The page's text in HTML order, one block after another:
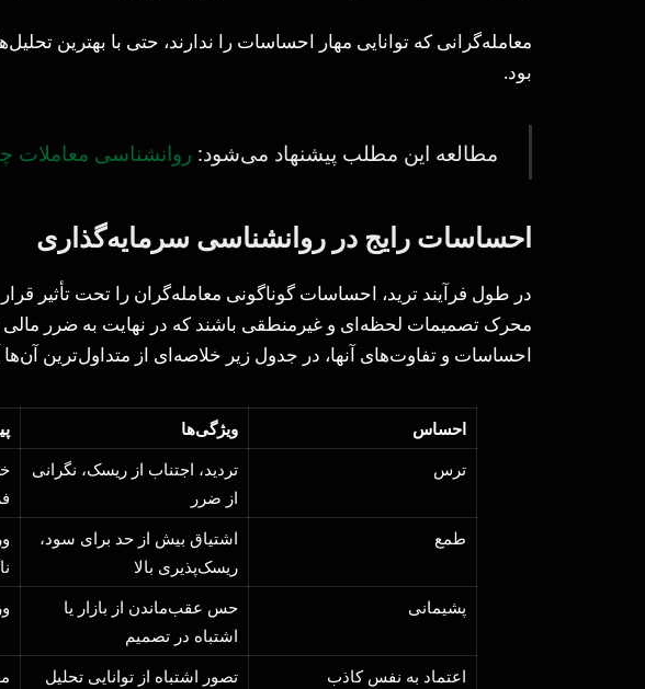
معامله‌گرانی که توانایی مهار احساسات را ندارند، حتی با بهترین
بود.
مطالعه این مطلب پیشنهاد می‌شود: روانشناسی
احساسات رایج در روانشناسی سرمایه‌گذاری
در طول فرآیند ترید، احساسات گوناگونی معامله‌گران را تحت تأثیر
محرک تصمیمات لحظه‌ای و غیرمنطقی باشند که در نهایت به ضرر
احساسات و تفاوت‌های آنها، در جدول زیر خلاصه‌ای از متداول‌ترین
احساس ویژگی‌ها
ترس
تردید، اجتناب از ریسک، نگرانی
از ضرر
طمع
اشتیاق بیش از حد برای سود،
ریسک‌پذیری بالا
پشیمانی
حس عقب‌ماندن از بازار یا
اشتباه در تصمیم
اعتماد به نفس کاذب تصور اشتباه از توانایی تحلیل